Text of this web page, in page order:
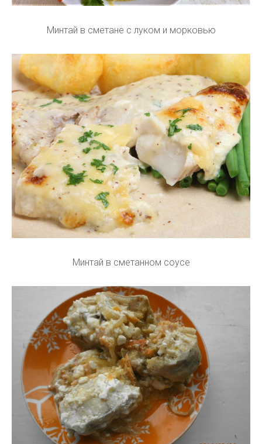
Минтай в сметане с луком и морковью
Минтай в сметанном соусе